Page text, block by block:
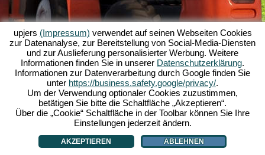
Über My Free Farm |Die Story zum Browserspiel Die Features|AGB |
Impressum |Datenschutzerklärung|Regeln|Forum|Support|Spielinfo
My Free Farm 2 App|Google Play| App Store|
Browsergames - Upjers.com|Cookies verwalten
upjers (Impressum) verwendet auf seinen Webseiten Cookies
zur Datenanalyse, zur Bereitstellung von Social-Media-Diensten
und zur Auslieferung personalisierter Werbung. Weitere
Informationen finden Sie in unserer Datenschutzerklärung.
Informationen zur Datenverarbeitung durch Google finden Sie
unter https://business.safety.google/privacy/.
Um der Verwendung optionaler Cookies zuzustimmen,
betätigen Sie bitte die Schaltfläche „Akzeptieren“.
Über die „Cookie“ Schaltfläche in der Toolbar können Sie Ihre
Einstellungen jederzeit ändern.
AKZEPTIEREN ABLEHNEN